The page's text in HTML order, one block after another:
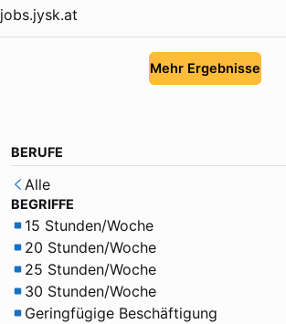
jobs.jysk.at
Mehr Ergebnisse
BERUFE
Alle
BEGRIFFE
15 Stunden/Woche
20 Stunden/Woche
25 Stunden/Woche
30 Stunden/Woche
Geringfügige Beschäftigung